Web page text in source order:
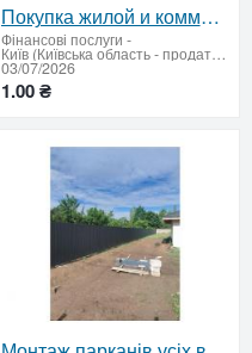
Покупка жилой и коммерческой недвижимости
Фінансові послуги -
Київ (Київська область - продати купити)
03/07/2026
1.00 ₴